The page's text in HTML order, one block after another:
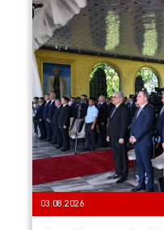
03.08.2026